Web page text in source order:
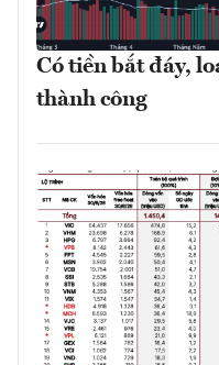
Có tiền bắt đáy,
thành công